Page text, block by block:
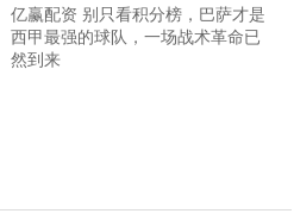
亿赢配资 别只看积分榜，巴萨才是
西甲最强的球队，一场战术革命已
然到来